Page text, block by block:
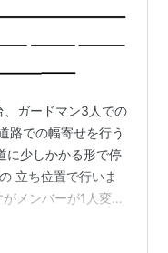
、ガードマン3人での
路での幅寄せを行う
に少しかかる形で停
立ち位置で行いま
メンバーが1人変わ
って入る人に歩道